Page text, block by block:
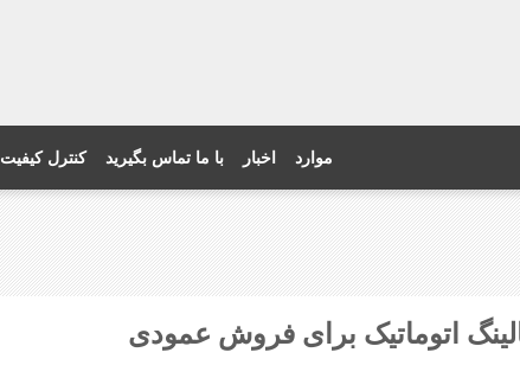
کنترل کیفیت با ما تماس بگیرید اخبار موارد